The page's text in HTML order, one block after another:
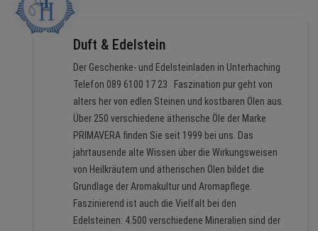
Duft & Edelstein
Der Geschenke- und Edelsteinladen in Unterhaching
Telefon 089 6100 17 23 Faszination pur geht von
alters her von edlen Steinen und kostbaren Ölen aus.
Über 250 verschiedene ätherische Öle der Marke
PRIMAVERA finden Sie seit 1999 bei uns. Das
jahrtausende alte Wissen über die Wirkungsweisen
von Heilkräutern und ätherischen Ölen bildet die
Grundlage der Aromakultur und Aromapflege.
Faszinierend ist auch die Vielfalt bei den
Edelsteinen: 4.500 verschiedene Mineralien sind der